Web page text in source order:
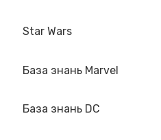
Star Wars
База знань Marvel
База знань DC